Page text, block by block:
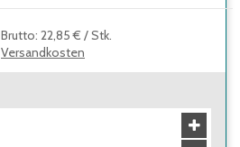
Brutto: 22,85 € /Stk.
Versandkosten